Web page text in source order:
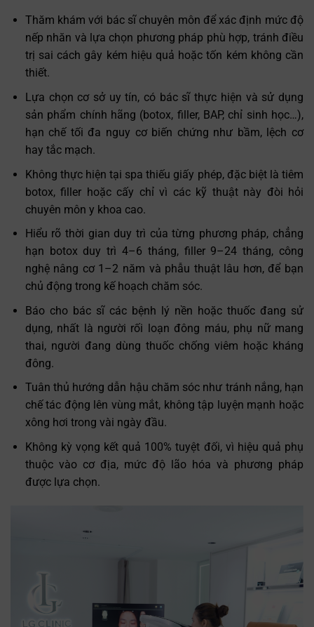
Thăm khám với bác sĩ chuyên môn để xác định mức độ
nếp nhăn và lựa chọn phương pháp phù hợp, tránh điều
trị sai cách gây kém hiệu quả hoặc tốn kém không cần
thiết.
Lựa chọn cơ sở uy tín, có bác sĩ thực hiện và sử dụng
sản phẩm chính hãng (botox, filler, BAP, chỉ sinh học…),
hạn chế tối đa nguy cơ biến chứng như bầm, lệch cơ
hay tắc mạch.
Không thực hiện tại spa thiếu giấy phép, đặc biệt là tiêm
botox, filler hoặc cấy chỉ vì các kỹ thuật này đòi hỏi
chuyên môn y khoa cao.
Hiểu rõ thời gian duy trì của từng phương pháp, chẳng
hạn botox duy trì 4–6 tháng, filler 9–24 tháng, công
nghệ nâng cơ 1–2 năm và phẫu thuật lâu hơn, để bạn
chủ động trong kế hoạch chăm sóc.
Báo cho bác sĩ các bệnh lý nền hoặc thuốc đang sử
dụng, nhất là người rối loạn đông máu, phụ nữ mang
thai, người đang dùng thuốc chống viêm hoặc kháng
đông.
Tuân thủ hướng dẫn hậu chăm sóc như tránh nắng, hạn
chế tác động lên vùng mắt, không tập luyện mạnh hoặc
xông hơi trong vài ngày đầu.
Không kỳ vọng kết quả 100% tuyệt đối, vì hiệu quả phụ
thuộc vào cơ địa, mức độ lão hóa và phương pháp
được lựa chọn.